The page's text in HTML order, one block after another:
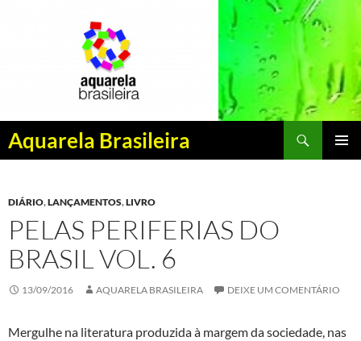
Aquarela Brasileira
Pesquisar
PULAR
CONTEÚDO
DIÁRIO,LANÇAMENTOS,LIVRO
PELAS PERIFERIAS DO
BRASIL VOL. 6
13/09/2016 AQUARELA BRASILEIRA DEIXE UM COMENTÁRIO
Mergulhe na literatura produzida à margem da sociedade, nas